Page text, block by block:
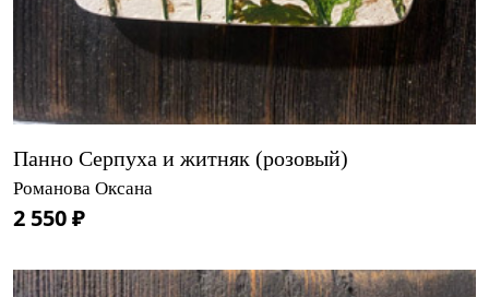
Панно Серпуха и житняк (розовый)
Романова Оксана
2 550 ₽